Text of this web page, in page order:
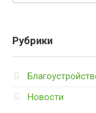
Рубрики
Новости